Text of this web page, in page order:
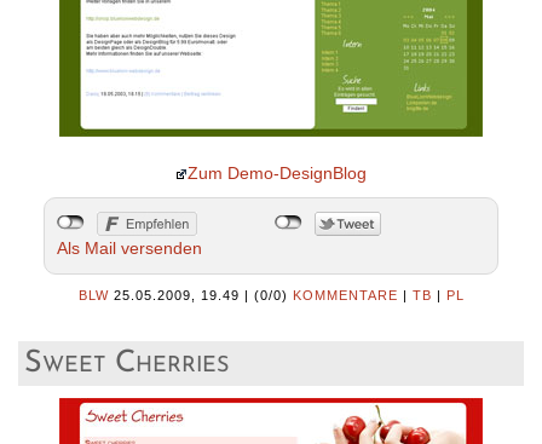
Zum Demo-DesignBlog
Als Mail versenden
BLW 25.05.2009, 19.49 | (0/0) KOMMENTARE | TB | PL
Sweet Cherries